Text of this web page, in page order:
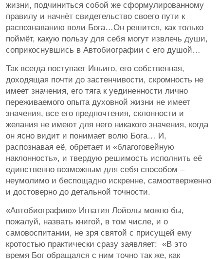
жизни, подчиниться собой же сформулированному
правилу и начнёт свидетельство своего пути к
распознаванию воли Бога…Он решится, как только
поймёт, какую пользу для себя могут извлечь души,
соприкоснувшись в Автобиографии с его душой…
Так всегда поступает Иньиго, его собственная,
доходящая почти до застенчивости, скромность не
имеет значения, его тяга к уединенности лично
переживаемого опыта духовной жизни не имеет
значения, все его предпочтения, склонности и
желания не имеют для него никакого значения, когда
он ясно видит и понимает волю Бога… И,
распознавая её, обретает и «благоговейную
наклонность», и твердую решимость исполнить её
единственно возможным для себя способом –
неумолимо и беспощадно искренне, самоотверженно
и достоверно до детальной точности.
«Автобиографию» Игнатия Лойолы можно бы,
пожалуй, назвать книгой, в том числе, и о
самовоспитании, не зря святой с присущей ему
кротостью практически сразу заявляет: «В это
время Бог обращался с ним точно так же, как